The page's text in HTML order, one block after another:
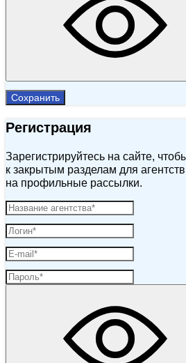
Сохранить
Регистрация
Зарегистрируйтесь на сайте,
к закрытым разделам для
на профильные рассылки.